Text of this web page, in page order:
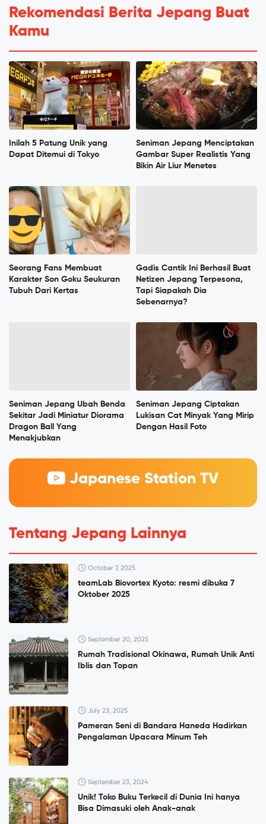
Rekomendasi Berita Jepang Buat
Kamu
Inilah 5 Patung Unik yang
Dapat Ditemui di Tokyo
Seniman Jepang Menciptakan
Gambar Super Realistis Yang
Bikin Air Liur Menetes
Seorang Fans Membuat
Karakter Son Goku Seukuran
Tubuh Dari Kertas
Gadis Cantik Ini Berhasil Buat
Netizen Jepang Terpesona,
Tapi Siapakah Dia
Sebenarnya?
Seniman Jepang Ubah Benda
Sekitar Jadi Miniatur Diorama
Dragon Ball Yang
Menakjubkan
Seniman Jepang Ciptakan
Lukisan Cat Minyak Yang Mirip
Dengan Hasil Foto
Japanese Station TV
Tentang Jepang Lainnya
October 7, 2025
teamLab Biovortex Kyoto: resmi dibuka 7
Oktober 2025
September 20, 2025
Rumah Tradisional Okinawa, Rumah Unik Anti
Iblis dan Topan
July 23, 2025
Pameran Seni di Bandara Haneda Hadirkan
Pengalaman Upacara Minum Teh
September 23, 2024
Unik! Toko Buku Terkecil di Dunia Ini hanya
Bisa Dimasuki oleh Anak-anak